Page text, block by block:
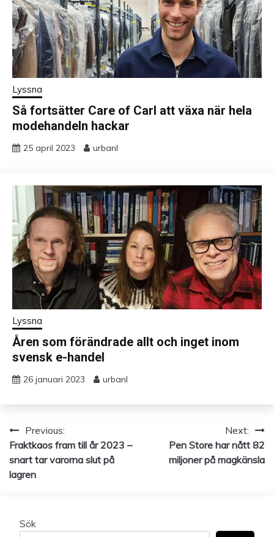
Lyssna
Så fortsätter Care of Carl att växa när hela
modehandeln hackar
25 april 2023 urbanl
Lyssna
Åren som förändrade allt och inget inom
svensk e-handel
26 januari 2023 urbanl
Inläggsnavigering
Previous:
Fraktkaos fram till år 2023 –
snart tar varorna slut på
lagren
Next:
Pen Store har nått 82
miljoner på magkänsla
Sök